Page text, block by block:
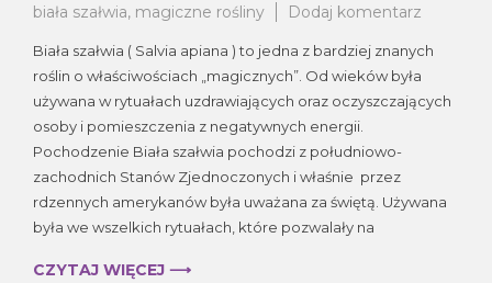
biała szałwia, magiczne rośliny Dodaj komentarz
szałwia
Biała szałwia ( Salvia apiana ) to jedna z bardziej znanych
roślin o właściwościach „magicznych”. Od wieków była
używana w rytuałach uzdrawiających oraz oczyszczających
osoby i pomieszczenia z negatywnych energii.
Pochodzenie Biała szałwia pochodzi z południowo-
zachodnich Stanów Zjednoczonych i właśnie przez
rdzennych amerykanów była uważana za świętą. Używana
była we wszelkich rytuałach, które pozwalały na
CZYTAJ WIĘCEJ ⟶